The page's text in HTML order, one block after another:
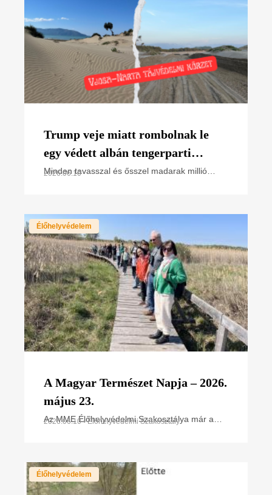
Trump veje miatt rombolnak le
egy védett albán tengerparti
élőhelyet – a magyar madarak
Minden tavasszal és ősszel madarak millió
2026.06.10
Élőhelyvédelem
A Magyar Természet Napja – 2026.
május 23.
Az MME Élőhelyvédelmi Szakosztálya már a
2026.06.10 • Élőhelyvédelmi Szakosztály
Élőhelyvédelem